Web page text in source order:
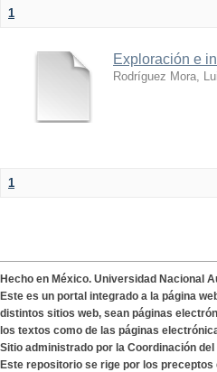
1
Exploración e
Rodríguez Mora,
1
Hecho en México. Universidad Nacional
Este es un portal integrado a la página
distintos sitios web, sean páginas
los textos como de las páginas
Sitio administrado por la Coordinación
Este repositorio se rige por los